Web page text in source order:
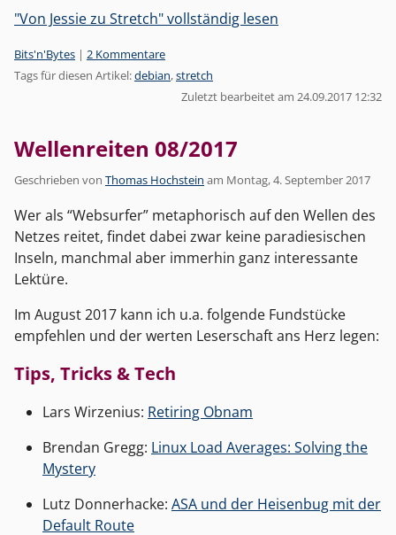
"Von Jessie zu Stretch" vollständig lesen
Kategorien:
Bits'n'Bytes | 2 Kommentare
Tags für diesen Artikel:debian,stretch
Zuletzt bearbeitet am 24.09.2017 12:32
Wellenreiten 08/2017
Geschrieben von Thomas Hochstein am Montag, 4. September 2017
Wer als “Websurfer” metaphorisch auf den Wellen des
Netzes reitet, findet dabei zwar keine paradiesischen
Inseln, manchmal aber immerhin ganz interessante
Lektüre.
Im August 2017 kann ich u.a. folgende Fundstücke
empfehlen und der werten Leserschaft ans Herz legen:
Tips, Tricks & Tech
Lars Wirzenius: Retiring Obnam
Brendan Gregg: Linux Load Averages: Solving the
Mystery
Lutz Donnerhacke: ASA und der Heisenbug mit der
Default Route